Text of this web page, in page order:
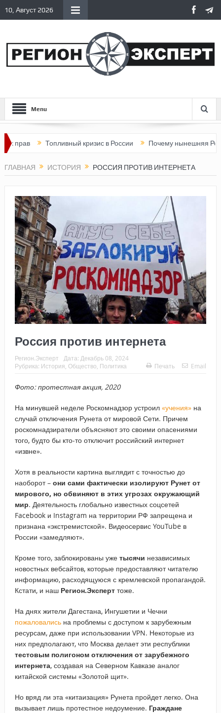
10, Август 2026
Menu
Топливный кризис в России Почему нынешняя Россия
ГЛАВНАЯ ИСТОРИЯ РОССИЯ ПРОТИВ ИНТЕРНЕТА
Россия против интернета
Регион.Эксперт Дата: Декабрь 08, 2024
Рубрика: История Общество Политика Печать Email
Фото: протестная акция, 2020
На минувшей неделе Роскомнадзор устроил «учения»на
случай отключения Рунета от мировой Сети. Причем
роскомнадзиратели объясняют это своими опасениями
того, будто бы кто-то отключит российский интернет
«извне».
Хотя в реальности картина выглядит с точностью до
наоборот – они сами фактически изолируют Рунет от
мирового, но обвиняют в этих угрозах окружающий
мир. Деятельность глобально известных соцсетей
Facebook и Instagram на территории РФ запрещена и
признана «экстремистской». Видеосервис YouTube в
России «замедляют».
Кроме того, заблокированы уже тысячи независимых
новостных вебсайтов, которые предоставляют читателю
информацию, расходящуюся с кремлевской пропагандой.
Кстати, и наш Регион.Эксперттоже.
На днях жители Дагестана, Ингушетии и Чечни
пожаловалисьна проблемы с доступом к зарубежным
ресурсам, даже при использовании VPN. Некоторые из
них предполагают, что Москва делает эти республики
тестовым полигоном отключения от зарубежного
интернета, создавая на Северном Кавказе аналог
китайской системы «Золотой щит».
Но вряд ли эта «китаизация» Рунета пройдет легко. Она
вызывает лишь протестное недоумение. Граждане